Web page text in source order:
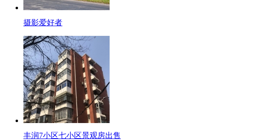
摄影爱好者
丰润7小区七小区景观房出售